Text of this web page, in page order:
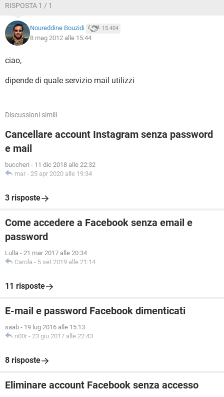
RISPOSTA 1 / 1
Noureddine Bouzidi 15.404
8 mag 2012 alle 15:44
ciao,
dipende di quale servizio mail utilizzi
Discussioni simili
Cancellare account Instagram senza password
e mail
buccheri - 11 dic 2018 alle 22:32
mar - 25 apr 2020 alle 19:34
3 risposte
Come accedere a Facebook senza email e
password
Lulla - 21 mar 2017 alle 20:34
Carola - 5 set 2019 alle 21:14
11 risposte
E-mail e password Facebook dimenticati
saab - 19 lug 2016 alle 15:13
n00r - 23 giu 2017 alle 22:43
8 risposte
Eliminare account Facebook senza accesso